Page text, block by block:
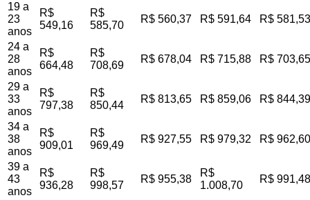
19 a
23
anos
R$
549,16
R$
585,70
R$ 560,37 R$ 591,64 R$ 581,53
24 a
28
anos
R$
664,48
R$
708,69
R$ 678,04 R$ 715,88 R$ 703,65
29 a
33
anos
R$
797,38
R$
850,44
R$ 813,65 R$ 859,06 R$ 844,39
34 a
38
anos
R$
909,01
R$
969,49
R$ 927,55 R$ 979,32 R$ 962,60
39 a
43
anos
R$
936,28
R$
998,57
R$ 955,38
R$
1.008,70
R$ 991,48